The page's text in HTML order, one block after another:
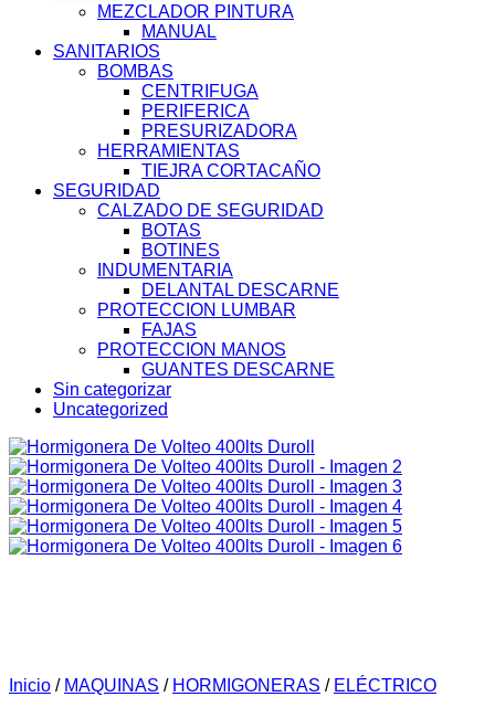
MEZCLADOR PINTURA
MANUAL
SANITARIOS
BOMBAS
CENTRIFUGA
PERIFERICA
PRESURIZADORA
HERRAMIENTAS
TIEJRA CORTACAÑO
SEGURIDAD
CALZADO DE SEGURIDAD
BOTAS
BOTINES
INDUMENTARIA
DELANTAL DESCARNE
PROTECCION LUMBAR
FAJAS
PROTECCION MANOS
GUANTES DESCARNE
Sin categorizar
Uncategorized
Inicio / MAQUINAS / HORMIGONERAS / ELÉCTRICO